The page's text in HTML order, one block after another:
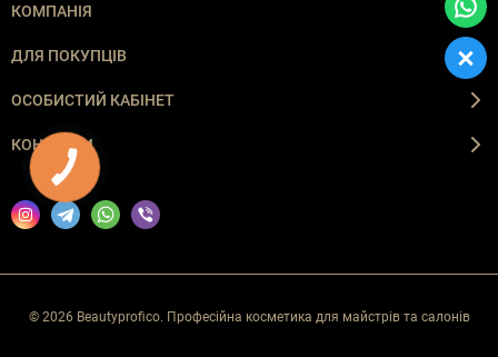
КОМПАНІЯ
ДЛЯ ПОКУПЦІВ
ОСОБИСТИЙ КАБІНЕТ
КОНТАКТИ
© 2026 Beautyprofico. Професійна косметика для майстрів та салонів
КНОПКА
ЗВ'ЯЗКУ